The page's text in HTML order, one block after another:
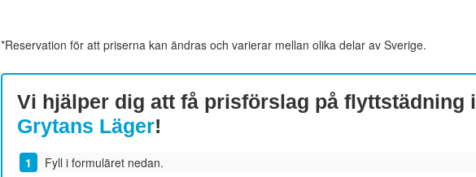
*Reservation för att priserna kan ändras och varierar mellan olika delar av Sverige.
Vi hjälper dig att få prisförslag på flyttstädning i
Grytans Läger!
Fyll i formuläret nedan.